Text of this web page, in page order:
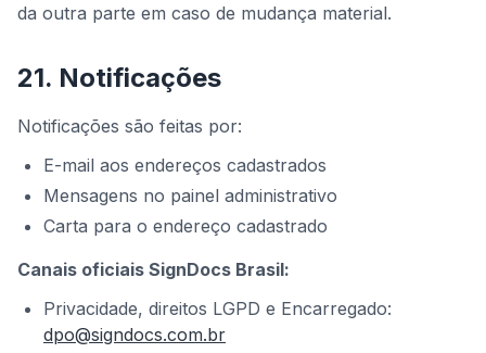
da outra parte em caso de mudança material.
21. Notificações
Notificações são feitas por:
E-mail aos endereços cadastrados
Mensagens no painel administrativo
Carta para o endereço cadastrado
Canais oficiais SignDocs Brasil:
Privacidade, direitos LGPD e Encarregado:
dpo@signdocs.com.br